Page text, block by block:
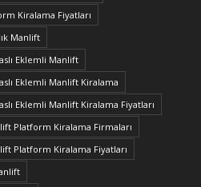
Kiralama Fiyatları
Manlift
Eklemli Manlift
Eklemli Manlift Kiralama
Eklemli Manlift Kiralama Fiyatları
Platform Kiralama Firmaları
Platform Kiralama Fiyatları